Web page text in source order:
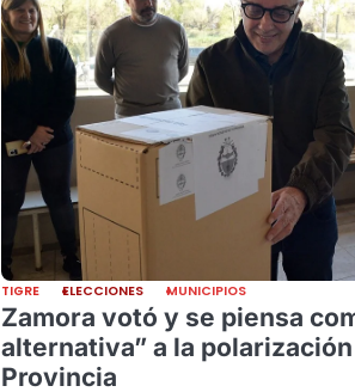
TIGRE ELECCIONES MUNICIPIOS
Zamora votó y se piensa
alternativa” a la
Provincia